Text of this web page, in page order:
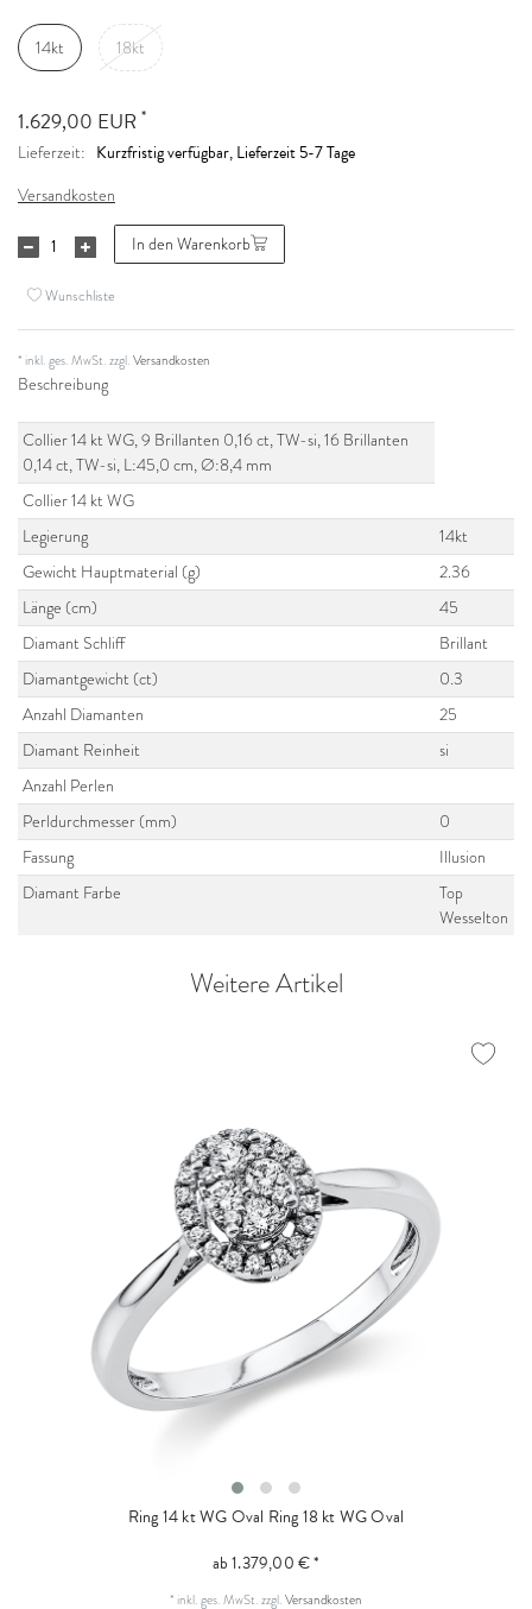
14kt 18kt
1.629,00 EUR *
Lieferzeit: Kurzfristig verfügbar, Lieferzeit 5-7 Tage
Versandkosten
In den Warenkorb
Wunschliste
* inkl. ges. MwSt. zzgl.Versandkosten
Beschreibung
Collier 14 kt WG, 9 Brillanten 0,16 ct, TW-si, 16 Brillanten
0,14 ct, TW-si, L:45,0 cm, Ø:8,4 mm
Collier 14 kt WG
Legierung
14kt
Gewicht Hauptmaterial (g)
2.36
Länge (cm)
45
Diamant Schliff
Brillant
Diamantgewicht (ct)
0.3
Anzahl Diamanten
25
Diamant Reinheit
si
Anzahl Perlen
Perldurchmesser (mm)
0
Fassung
Illusion
Diamant Farbe
Top
Wesselton
Weitere Artikel
Ring 14 kt WG Oval Ring 18 kt WG Oval
ab 1.379,00 € *
* inkl. ges. MwSt.zzgl.Versandkosten